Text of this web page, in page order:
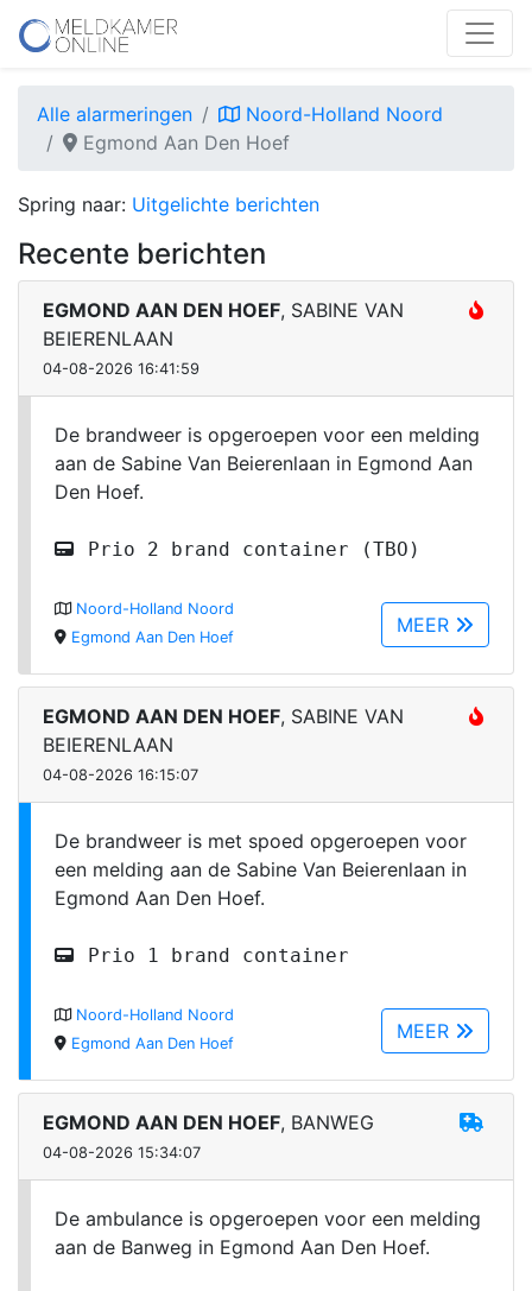
Alle alarmeringen
Noord-Holland Noord
Egmond Aan Den Hoef
Spring naar: Uitgelichte berichten
Recente berichten
EGMOND AAN DEN HOEF, SABINE VAN
BEIERENLAAN
04-08-2026 16:41:59
De brandweer is opgeroepen voor een melding
aan de Sabine Van Beierenlaan in Egmond Aan
Den Hoef.
Prio 2 brand container (TBO)
MEER
Noord-Holland Noord
Egmond Aan Den Hoef
EGMOND AAN DEN HOEF, SABINE VAN
BEIERENLAAN
04-08-2026 16:15:07
De brandweer is met spoed opgeroepen voor
een melding aan de Sabine Van Beierenlaan in
Egmond Aan Den Hoef.
Prio 1 brand container
MEER
Noord-Holland Noord
Egmond Aan Den Hoef
EGMOND AAN DEN HOEF, BANWEG
04-08-2026 15:34:07
De ambulance is opgeroepen voor een melding
aan de Banweg in Egmond Aan Den Hoef.